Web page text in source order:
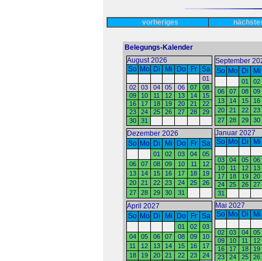
vorheriges
Belegungs-Kalender
August 2026
So Mo Di Mi Do Fr Sa
01
02
03 04 05 06 07
08
09
10 11 12 13 14
15
16
17 18 19 20 21
22
23
24 25 26 27 28
29
30
31
September
So Mo Di Mi
01
02
06
07 08
09
13
14 15
16
20
21 22
23
27
28 29 30
Dezember 2026
So Mo Di Mi Do Fr Sa
01 02 03 04
05
06
07 08 09 10 11
12
13
14 15 16 17 18
19
20
21 22 23 24 25
26
27
28 29 30 31
Januar 2027
So Mo Di Mi
03 04 05
06
10
11 12
13
17
18 19
20
24
25 26
27
31
April 2027
So Mo Di Mi Do Fr Sa
01 02
03
04
05 06 07 08 09
10
11
12 13 14 15 16
17
18
19 20 21 22 23
24
Mai 2027
So Mo Di Mi
02 03 04
05
09
10 11
12
16
17 18
19
23
24 25
26